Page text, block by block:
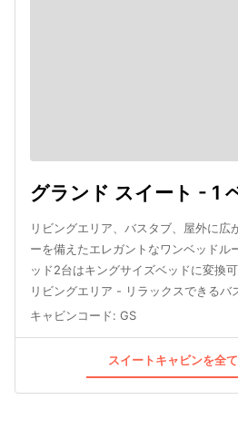
グランド スイート - 1
リビングエリア、バスタブ、屋外に広
ーを備えたエレガントなワンベッドル
ッド2台はキングサイズベッドに変換
リビングエリア - リラックスできるバ
キャビンコード: GS
スイートキャビンを全